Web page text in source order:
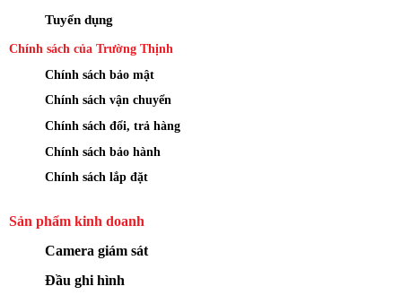
Tuyển dụng
Chính sách của Trường Thịnh
Chính sách bảo mật
Chính sách vận chuyển
Chính sách đổi, trả hàng
Chính sách bảo hành
Chính sách lắp đặt
Sản phẩm kinh doanh
Camera giám sát
Đầu ghi hình